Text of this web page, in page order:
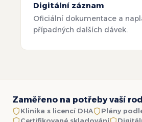
Digitální záznam
Oficiální dokumentace a
případných dalších dávek.
Zaměřeno na potřeby vaší
Klinika s licencí DHA
Plány